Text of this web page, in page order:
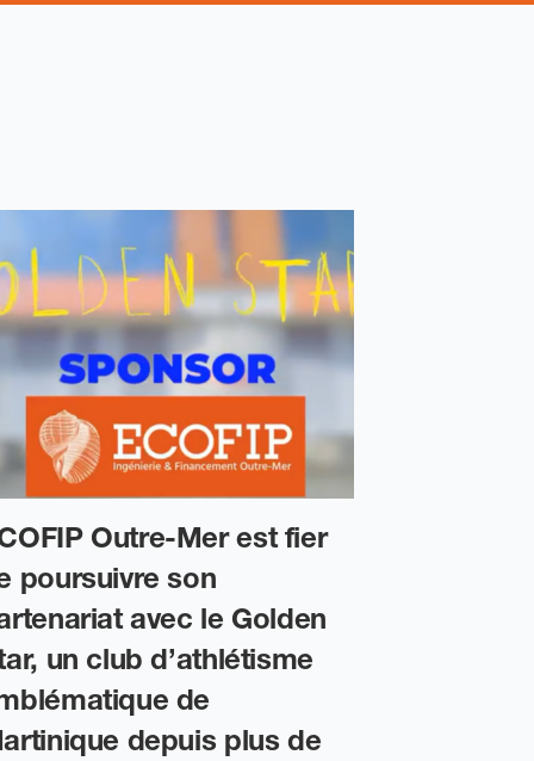
Outre-Mer est fier
poursuivre son
avec le Golden
un club d’athlétisme
de
depuis plus de